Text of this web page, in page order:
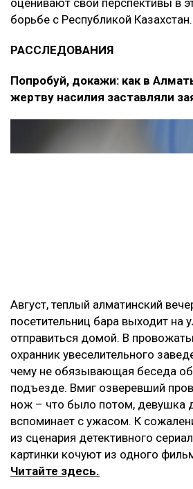
оценивают свои перспективы в
борьбе с Республикой Казахстан.
РАССЛЕДОВАНИЯ
Попробуй, докажи: как в
жертву насилия заставляли
Август, теплый алматинский
посетительниц бара выходит на
отправиться домой. В
охранник увеселительного
чему не обязывающая беседа
подъезде. Вмиг озверевший
нож – что было потом, девушка
вспоминает с ужасом. К
из сценария детективного
картинки кочуют из одного
Читайте здесь.